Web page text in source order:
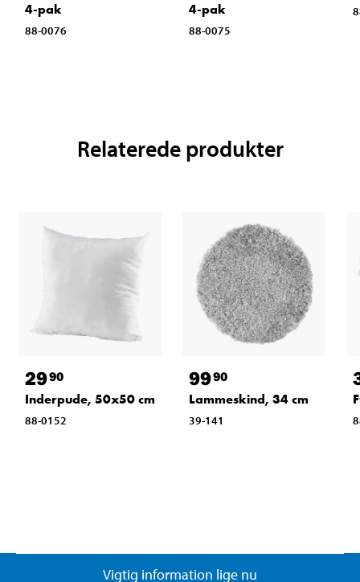
4-pak
88-0076
4-pak
88-0075
Relaterede produkter
2990
Inderpude, 50x50 cm
88-0152
9990
Lammeskind, 34 cm
39-141
Vigtig information lige nu